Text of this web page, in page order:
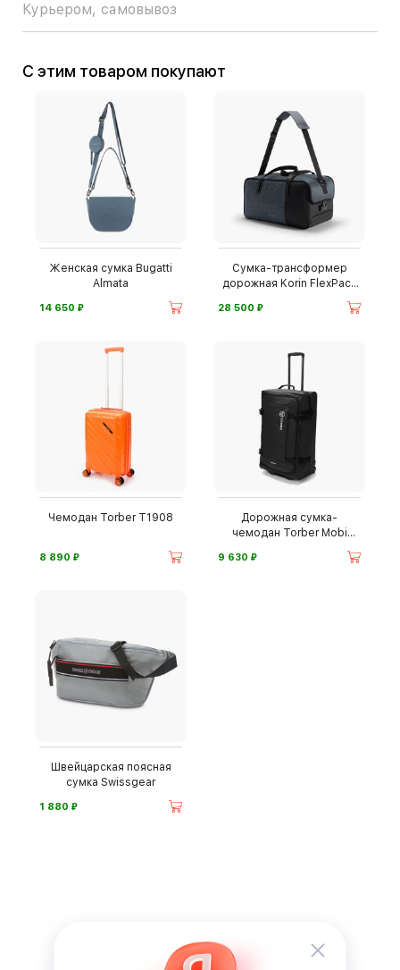
Курьером, самовывоз
С этим товаром покупают
Женская сумка Bugatti
Almata
14 650 ⃏
Сумка-трансформер
дорожная Korin FlexPack
28 500 ⃏
Чемодан Torber T1908
8 890 ⃏
Дорожная сумка-
чемодан Torber Mobi
9 630 ⃏
Швейцарская поясная
сумка Swissgear
1 880 ⃏